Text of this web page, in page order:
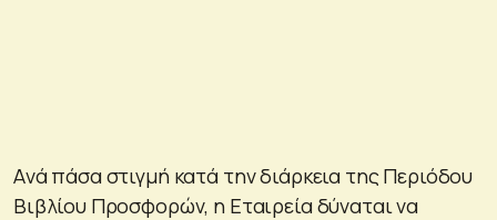
Aνά πάσα στιγμή κατά την διάρκεια της Περιόδου
Βιβλίου Προσφορών, η Εταιρεία δύναται να